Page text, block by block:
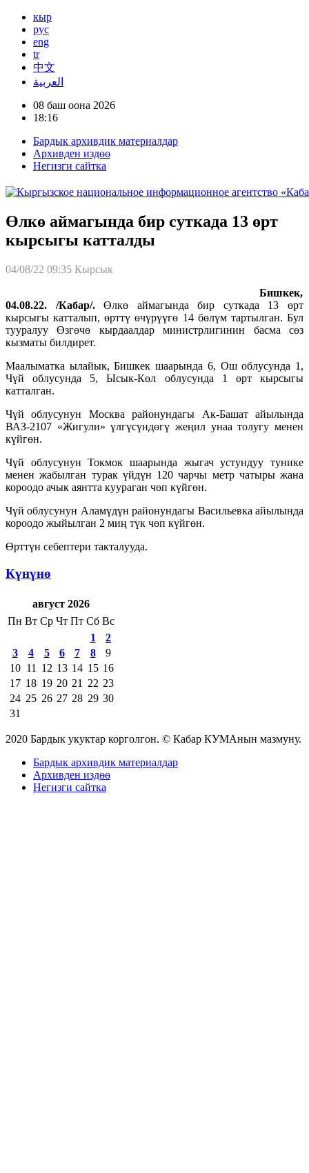
кыр
рус
eng
tr
中文
العربية
08 баш оона 2026
18:16
Бардык архивдик материалдар
Архивден издөө
Негизги сайтка
Өлкө аймагында бир суткада 13 өрт
кырсыгы катталды
04/08/22 09:35 Кырсык
Бишкек,
04.08.22. /Кабар/.Өлкө аймагында бир суткада 13 өрт
кырсыгы катталып, өрттү өчүрүүгө 14 бөлүм тартылган. Бул
тууралуу Өзгөчө кырдаалдар министрлигинин басма сөз
кызматы билдирет.
Маалыматка ылайык, Бишкек шаарында 6, Ош облусунда 1,
Чүй облусунда 5, Ысык-Көл облусунда 1 өрт кырсыгы
катталган.
Чүй облусунун Москва районундагы Ак-Башат айылында
ВАЗ-2107 «Жигули» үлгүсүндөгү жеңил унаа толугу менен
күйгөн.
Чүй облусунун Токмок шаарында жыгач устундуу тунике
менен жабылган турак үйдүн 120 чарчы метр чатыры жана
короодо ачык аянтта куураган чөп күйгөн.
Чүй облусунун Аламүдүн районундагы Васильевка айылында
короодо жыйылган 2 миң түк чөп күйгөн.
Өрттүн себептери такталууда.
Күнүнө
август 2026
Пн Вт Ср Чт Пт Сб Вс
1
2
3
4 5 6 7 8
9
10 11 12 13 14 15 16
17 18 19 20 21 22 23
24 25 26 27 28 29 30
31
2020 Бардык укуктар корголгон. © Кабар КУМАнын мазмуну.
Бардык архивдик материалдар
Архивден издөө
Негизги сайтка